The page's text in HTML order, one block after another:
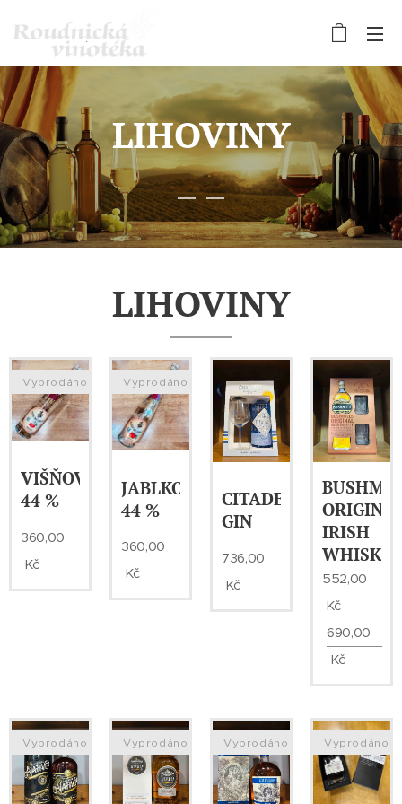
LIHOVINY
LIHOVINY
VIŠŇOVICE
44 %
Vyprodáno
360,00
Kč
JABLKOVICE
44 %
Vyprodáno
360,00
Kč
CITADELLE
GIN
736,00
Kč
IRISH
WHISKEY
552,00
Kč
690,00
Kč
Vyprodáno Vyprodáno Vyprodáno Vyprodáno